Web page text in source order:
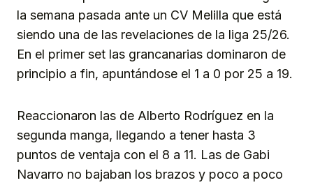
la semana pasada ante un CV Melilla que está
siendo una de las revelaciones de la liga 25/26.
En el primer set las grancanarias dominaron de
principio a fin, apuntándose el 1 a 0 por 25 a 19.
Reaccionaron las de Alberto Rodríguez en la
segunda manga, llegando a tener hasta 3
puntos de ventaja con el 8 a 11. Las de Gabi
Navarro no bajaban los brazos y poco a poco